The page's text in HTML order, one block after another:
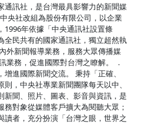
通訊社，是台灣最具影響力的新聞媒
央社改組為股份有限公司，以企業
1996年依據「中央通訊社設置條
全民共有的國家通訊社，獨立超然執
外新聞報導業務，服務大眾傳播媒
業務，促進國際對台灣之瞭解。 ．
進國際新聞交流。 秉持「正確、
，中央社專業新聞團隊每天以中、
新聞、照片、圖表、影音與資訊，是
對象從媒體客戶擴大為閱聽大眾；
讀者，充分扮演「台灣之眼，世界之